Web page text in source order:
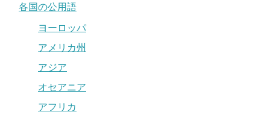
各国の公用語
ヨーロッパ
アメリカ州
アジア
オセアニア
アフリカ